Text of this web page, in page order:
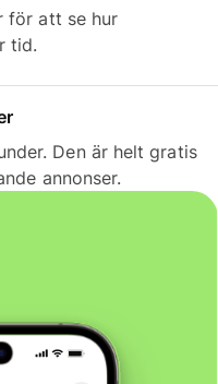
för att se hur
tid.
Den är helt gratis
annonser.